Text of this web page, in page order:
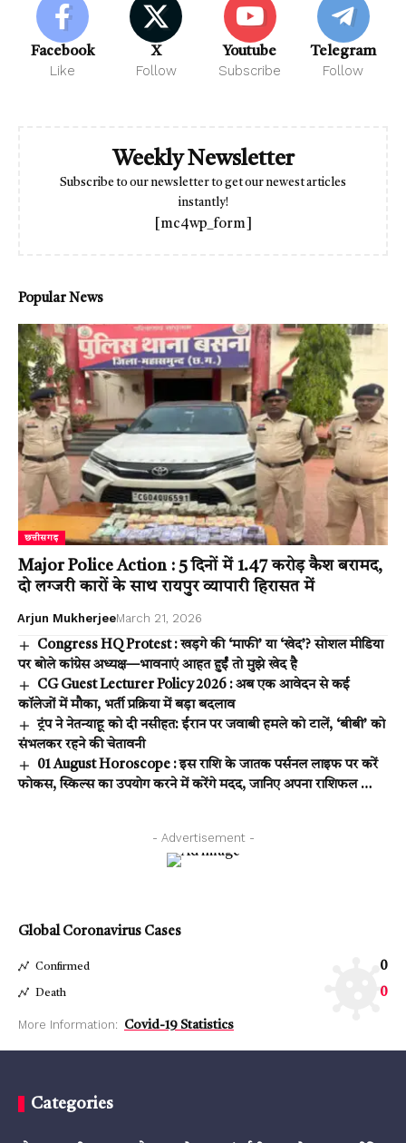
Facebook
Like
X
Follow
Youtube
Subscribe
Telegram
Follow
Weekly Newsletter
Subscribe to our newsletter to get our newest articles
instantly!
[mc4wp_form]
Popular News
छत्तीसगढ़
Major Police Action : 5 दिनों में 1.47 करोड़ कैश बरामद,
दो लग्जरी कारों के साथ रायपुर व्यापारी हिरासत में
Arjun MukherjeeMarch 21, 2026
Congress HQ Protest : खड़गे की ‘माफी’ या ‘खेद’? सोशल मीडिया
पर बोले कांग्रेस अध्यक्ष—भावनाएं आहत हुईं तो मुझे खेद है
CG Guest Lecturer Policy 2026 : अब एक आवेदन से कई
कॉलेजों में मौका, भर्ती प्रक्रिया में बड़ा बदलाव
ट्रंप ने नेतन्याहू को दी नसीहत: ईरान पर जवाबी हमले को टालें, ‘बीबी’ को
संभलकर रहने की चेतावनी
01 August Horoscope : इस राशि के जातक पर्सनल लाइफ पर करें
फोकस, स्किल्स का उपयोग करने में करेंगे मदद, जानिए अपना राशिफल …
- Advertisement -
Global Coronavirus Cases
Confirmed 0
Death 0
More Information: Covid-19 Statistics
Categories